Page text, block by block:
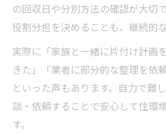
の回収日や分別方法の確認が大切
役割分担を決めることも、継続的
実際に「家族と一緒に片付け計画
きた」「業者に部分的な整理を依
といった声もあります。自力で難
談・依頼することで安心して住環
す。